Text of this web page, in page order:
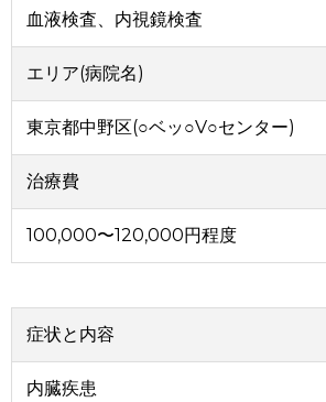
血液検査、内視鏡検査
エリア(病院名)
東京都中野区(○ベッ○V○センター)
治療費
100,000〜120,000円程度
症状と内容
内臓疾患